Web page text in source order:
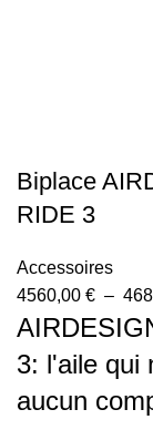
Biplace
RIDE 3
Accessoires
4560,00 € –
3: l'aile qui
aucun